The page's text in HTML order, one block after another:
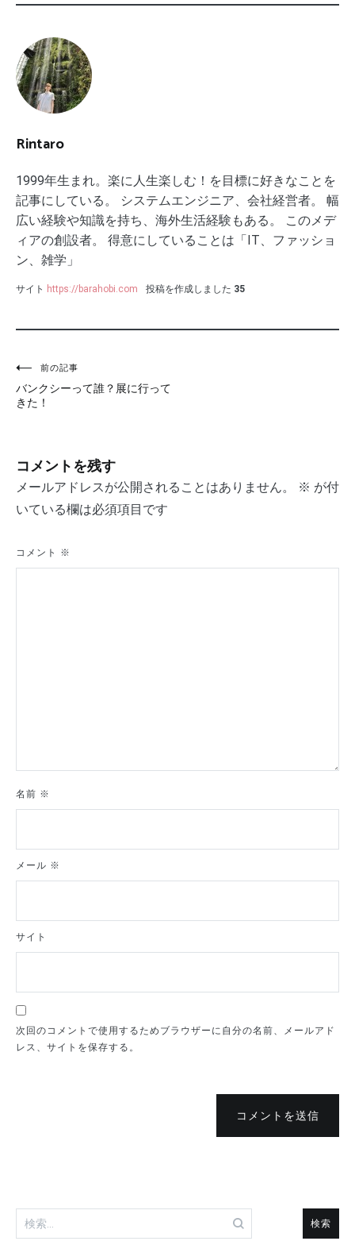
Rintaro
1999年生まれ。楽に人生楽しむ！を目標に好きなことを
記事にしている。 システムエンジニア、会社経営者。 幅
広い経験や知識を持ち、海外生活経験もある。 このメデ
ィアの創設者。 得意にしていることは「IT、ファッショ
ン、雑学」
サイト https://barahobi.com 投稿を作成しました 35
投
稿
ビ
ゲ
ー
シ
ョ
前の記事
バンクシーって誰？展に行って
きた！
コメントを残す
メールアドレスが公開されることはありません。 ※ が付
いている欄は必須項目です
コメント ※
名前 ※
メール ※
サイト
次回のコメントで使用するためブラウザーに自分の名前、メールアド
レス、サイトを保存する。
コメントを送信
検
索: